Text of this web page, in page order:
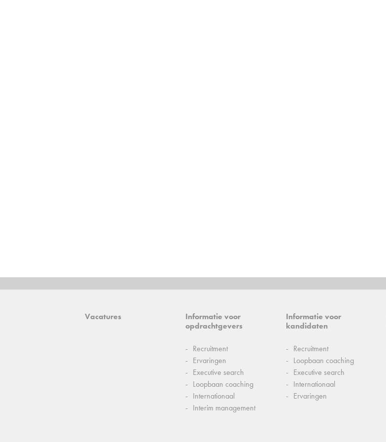
Vacatures
Informatie voor
opdrachtgevers
Recruitment
Ervaringen
Executive search
Loopbaan coaching
Internationaal
Interim management
Informatie voor
kandidaten
Recruitment
Loopbaan coaching
Executive search
Internationaal
Ervaringen